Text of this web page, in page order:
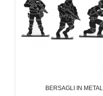
BERSAGLI IN